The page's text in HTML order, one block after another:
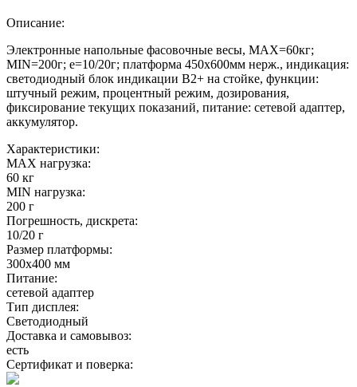
Описание:
Электронные напольные фасовочные весы, MAX=60кг;
MIN=200г; e=10/20г; платформа 450х600мм нерж., индикация:
светодиодный блок индикации В2+ на стойке, функции:
штучный режим, процентный режим, дозирования,
фиксирование текущих показаний, питание: сетевой адаптер,
аккумулятор.
Характеристики:
MAX нагрузка:
60 кг
MIN нагрузка:
200 г
Погрешность, дискрета:
10/20 г
Размер платформы:
300х400 мм
Питание:
сетевой адаптер
Тип дисплея:
Светодиодный
Доставка и самовывоз:
есть
Сертификат и поверка: